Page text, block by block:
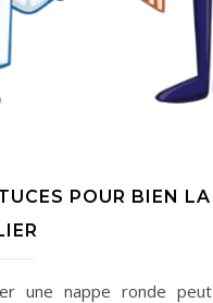
POUR BIEN LA
une nappe ronde peut